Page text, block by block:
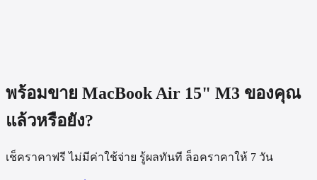
พร้อมขาย MacBook Air 15" M3 ของคุณ
แล้วหรือยัง?
เช็คราคาฟรี ไม่มีค่าใช้จ่าย รู้ผลทันที ล็อคราคาให้ 7 วัน